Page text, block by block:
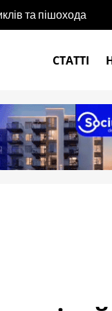
та пішохода
СТАТТІ